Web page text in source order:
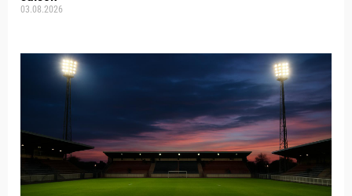
03.08.2026